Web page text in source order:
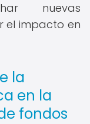
nuevas
el impacto en
la
en la
fondos